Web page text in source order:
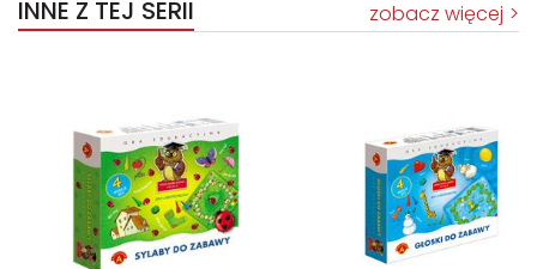
INNE Z TEJ SERII zobacz więcej